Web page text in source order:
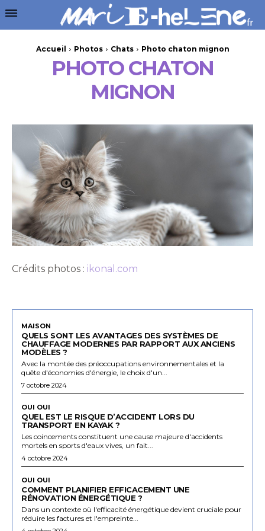
Accueil Photos Chats Photo chaton mignon
PHOTO CHATON
MIGNON
Crédits photos : ikonal.com
MAISON
QUELS SONT LES AVANTAGES DES SYSTÈMES DE
CHAUFFAGE MODERNES PAR RAPPORT AUX ANCIENS
MODÈLES ?
Avec la montée des préoccupations environnementales et la
quête d'économies d'énergie, le choix d'un...
7 octobre 2024
OUI OUI
QUEL EST LE RISQUE D’ACCIDENT LORS DU
TRANSPORT EN KAYAK ?
Les coincements constituent une cause majeure d'accidents
mortels en sports d'eaux vives, un fait...
4 octobre 2024
OUI OUI
COMMENT PLANIFIER EFFICACEMENT UNE
RÉNOVATION ÉNERGÉTIQUE ?
Dans un contexte où l'efficacité énergétique devient cruciale pour
réduire les factures et l'empreinte...